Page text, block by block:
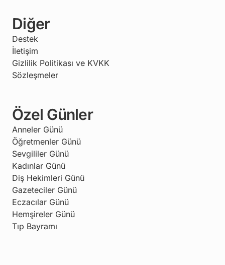
Diğer
Destek
İletişim
Gizlilik Politikası ve KVKK
Sözleşmeler
Özel Günler
Anneler Günü
Öğretmenler Günü
Sevgililer Günü
Kadınlar Günü
Diş Hekimleri Günü
Gazeteciler Günü
Eczacılar Günü
Hemşireler Günü
Tıp Bayramı